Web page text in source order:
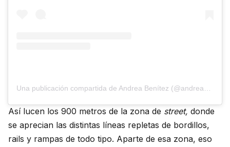
Así lucen los 900 metros de la zona de street, donde
se aprecian las distintas líneas repletas de bordillos,
rails y rampas de todo tipo. Aparte de esa zona, eso